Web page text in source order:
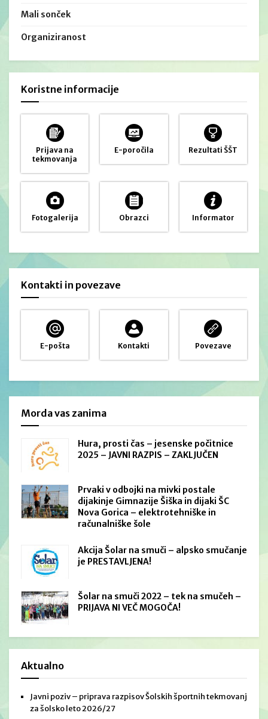
Mali sonček
Organiziranost
Koristne informacije
Prijava na
tekmovanja
E-poročila Rezultati ŠŠT
Fotogalerija Obrazci Informator
Kontakti in povezave
E-pošta Kontakti Povezave
Morda vas zanima
Hura, prosti čas – jesenske počitnice
2025 – JAVNI RAZPIS – ZAKLJUČEN
Prvaki v odbojki na mivki postale
dijakinje Gimnazije Šiška in dijaki ŠC
Nova Gorica – elektrotehniške in
računalniške šole
Akcija Šolar na smuči – alpsko smučanje
je PRESTAVLJENA!
Šolar na smuči 2022 – tek na smučeh –
PRIJAVA NI VEČ MOGOČA!
Aktualno
Javni poziv – priprava razpisov Šolskih športnih tekmovanj
za šolsko leto 2026/27